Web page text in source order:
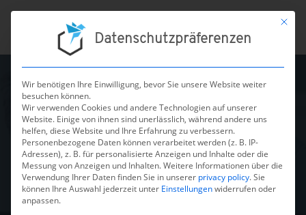
Verifikation und
Validierung
medizinischer
Software und KI-
Mit
Datenschutzpräferenzen
Wir benötigen Ihre Einwilligung, bevor Sie unsere Website weiter
besuchen können.
Wir verwenden Cookies und andere Technologien auf unserer
Website. Einige von ihnen sind unerlässlich, während andere uns
helfen, diese Website und Ihre Erfahrung zu verbessern.
Personenbezogene Daten können verarbeitet werden (z. B. IP-
Adressen), z. B. für personalisierte Anzeigen und Inhalte oder die
Messung von Anzeigen und Inhalten.Weitere Informationen über die
Verwendung Ihrer Daten finden Sie in unserer privacy policy.Sie
können Ihre Auswahl jederzeit unter Einstellungenwiderrufen oder
anpassen.